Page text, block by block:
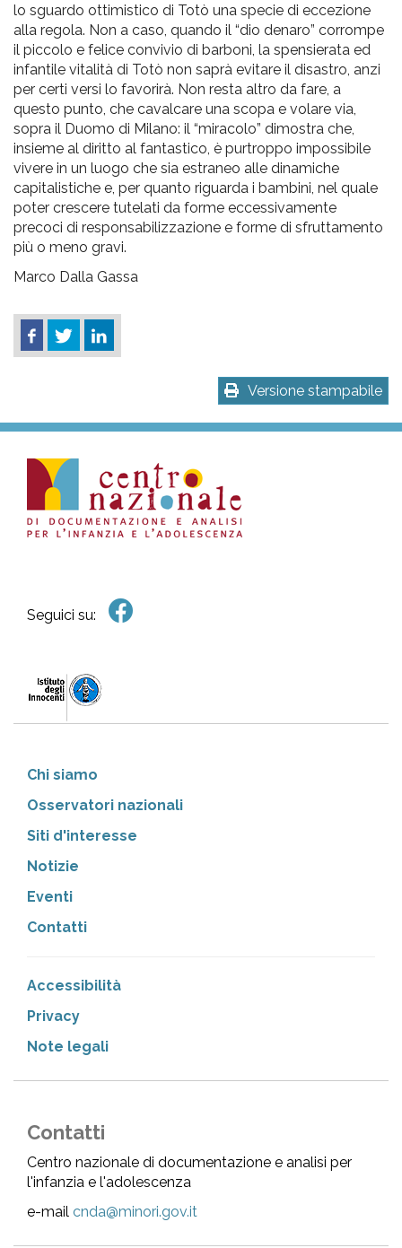
lo sguardo ottimistico di Totò una specie di eccezione
alla regola. Non a caso, quando il “dio denaro” corrompe
il piccolo e felice convivio di barboni, la spensierata ed
infantile vitalità di Totò non saprà evitare il disastro, anzi
per certi versi lo favorirà. Non resta altro da fare, a
questo punto, che cavalcare una scopa e volare via,
sopra il Duomo di Milano: il “miracolo” dimostra che,
insieme al diritto al fantastico, è purtroppo impossibile
vivere in un luogo che sia estraneo alle dinamiche
capitalistiche e, per quanto riguarda i bambini, nel quale
poter crescere tutelati da forme eccessivamente
precoci di responsabilizzazione e forme di sfruttamento
più o meno gravi.
Marco Dalla Gassa
Versione stampabile
Seguici su:
Chi siamo
Osservatori nazionali
Siti d'interesse
Notizie
Eventi
Contatti
Accessibilità
Privacy
Note legali
Contatti
Centro nazionale di documentazione e analisi per
l'infanzia e l'adolescenza
e-mail cnda@minori.gov.it